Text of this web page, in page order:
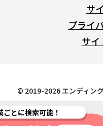
サ
プライ
サイ
© 2019-2026 エンディン
ごとに検索可能！